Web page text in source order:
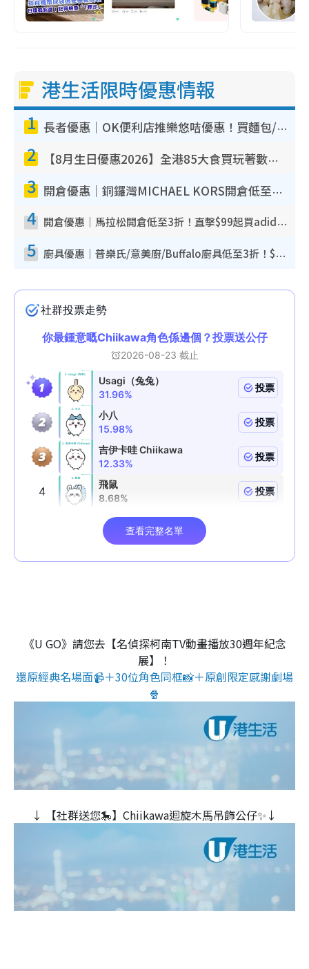
港生活限時優惠情報
1 長者優惠｜OK便利店推樂悠咭優惠！買麵包/牛奶/保健品拍卡即減
2 【8月生日優惠2026】全港85大食買玩著數攻略 自助餐/火鍋放題同行免費＋誠品/DONKI送現金券
3 開倉優惠｜銅鑼灣MICHAEL KORS開倉低至17折！直擊$500起買手袋/銀包/鞋款 必買經典Jet Set系列
4 開倉優惠｜馬拉松開倉低至3折！直擊$99起買adidas／New Balance／Puma鞋款 STANLEY保溫杯劈價至$119起
5 廚具優惠｜普樂氏/意美廚/Buffalo廚具低至3折！$89起買煎鍋／炒鑊／個人鍋 同場小家電激減至$99起
《U GO》請您去【名偵探柯南TV動畫播放30週年紀念
展】！
還原經典名場面📹＋30位角色同框📸＋原創限定感謝劇場
🍿
↓ 【社群送您🎠】Chiikawa迴旋木⾺吊飾公仔✨↓